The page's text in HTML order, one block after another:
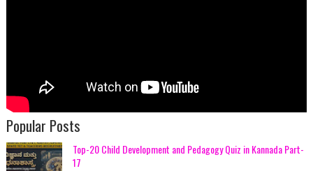
Popular Posts
Top-20 Child Development and Pedagogy Quiz in Kannada Part-
17